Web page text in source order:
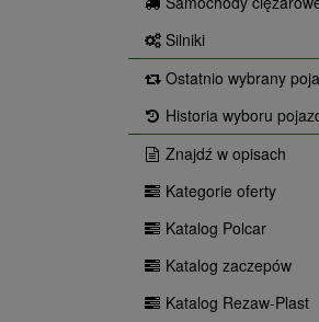
Silniki
Ostatnio wybrany
Historia wyboru
Znajdź w opisach
Kategorie oferty
Katalog Polcar
Katalog zaczepów
Katalog Rezaw-Plast